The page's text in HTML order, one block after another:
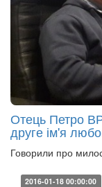
Отець Петро
друге ім'я
Говорили про
2016-01-18 00:00:00